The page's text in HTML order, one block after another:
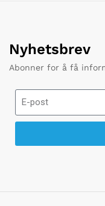
Nyhetsbrev
Abonner for å få